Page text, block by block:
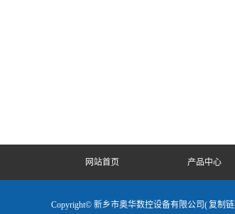
网站首页 产品中心
Copyright© 新乡市奥华数控设备有限公司(复制